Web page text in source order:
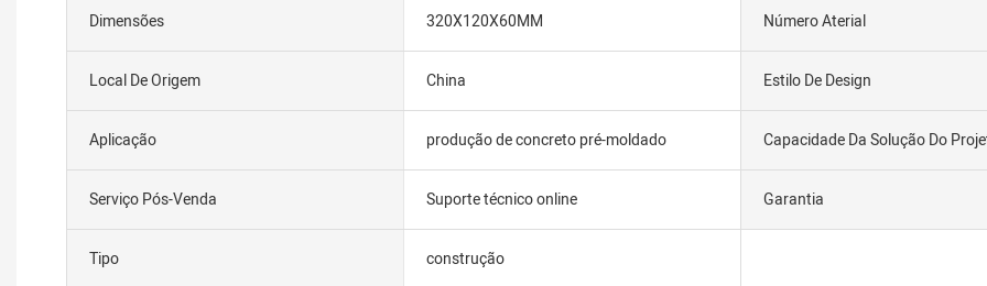
Dimensões 320X120X60MM Número Aterial
Local De Origem China Estilo De Design
Aplicação produção de concreto pré-moldado Capacidade Da Solução Do
Serviço Pós-Venda Suporte técnico online Garantia
Tipo construção